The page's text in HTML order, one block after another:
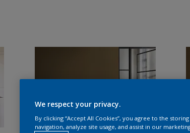
We respect your privacy.
By clicking “Accept All Cookies”, you agree to the
navigation, analyze site usage, and assist in our